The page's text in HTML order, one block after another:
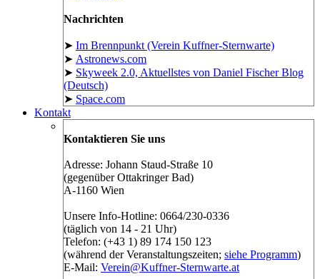
Nachrichten
➤ Im Brennpunkt (Verein Kuffner-Sternwarte)
➤ Astronews.com
➤ Skyweek 2.0, Aktuellstes von Daniel Fischer Blog
(Deutsch)
➤ Space.com
Kontakt
Kontaktieren Sie uns
Adresse: Johann Staud-Straße 10
(gegenüber Ottakringer Bad)
A-1160 Wien
Unsere Info-Hotline: 0664/230-0336
(täglich von 14 - 21 Uhr)
Telefon: (+43 1) 89 174 150 123
(während der Veranstaltungszeiten; siehe Programm)
E-Mail: Verein@Kuffner-Sternwarte.at